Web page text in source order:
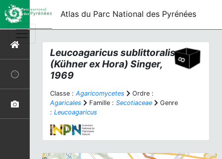
Atlas du Parc National des Pyrénées
Leucoagaricus sublittoralis
(Kühner ex Hora) Singer,
1969
Classe : Agaricomycetes
Ordre :
Agaricales
Famille : Secotiaceae
Genre
: Leucoagaricus